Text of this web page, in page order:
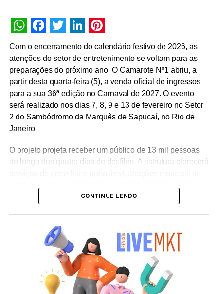
A estratégia de divulgação da campanha engloba
peças deOut of Home(OOH) e ações com
influenciadores digitais, reforçando o posicionamento do
banco na transformação digital do setor financeiro.
WhatsApp
Facebook
Twitter
LinkedIn
Pinterest
Com o encerramento do calendário festivo de 2026, as
atenções do setor de entretenimento se voltam para as
preparações do próximo ano. O Camarote Nº1 abriu, a
partir desta quarta-feira (5), a venda oficial de ingressos
para a sua 36ª edição no Carnaval de 2027. O evento
será realizado nos dias 7, 8, 9 e 13 de fevereiro no Setor
2 do Sambódromo da Marquês de Sapucaí, no Rio de
Janeiro.
O projeto projeta receber um público de 13 mil pessoas
ao longo dos quatro dias de desfiles. A estrutura oferecerá
marcas parceiras. “O Camarote Nº1 é um projeto que faz
uma experiência personalizada que nasce dolifestyle
cidade maravilhosa”, destaca Marcio Esher, sócio, diretor
de negócios e marketing da Holding Clube e gestor do
A produção do evento é assinada pela agência Banco_
CONTINUE LENDO